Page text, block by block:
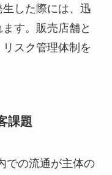
した際には、迅
す。販売店舗と
スク管理体制を
課題
での流通が主体の